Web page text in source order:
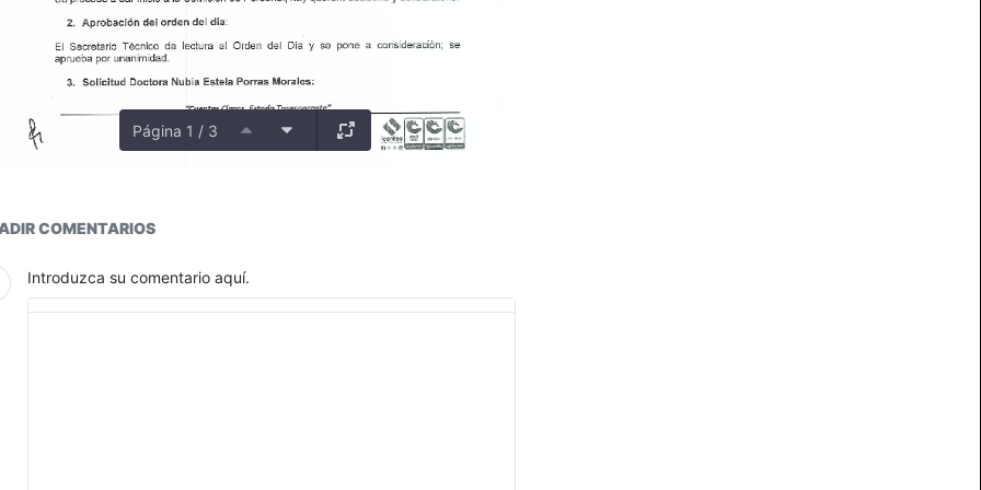
Página 1 / 3
COMENTARIOS
Introduzca su comentario aquí.